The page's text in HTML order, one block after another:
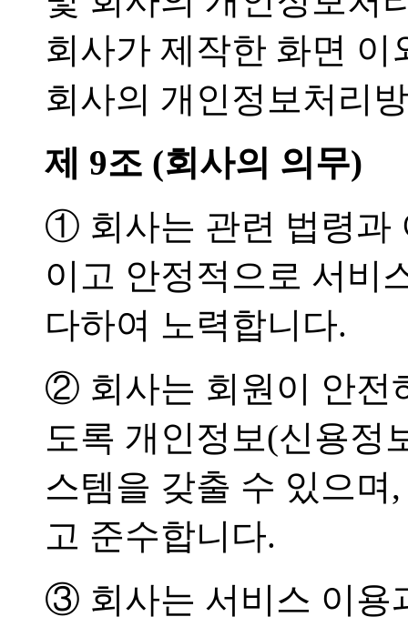
회사가 제작한 화면
회사의 개인정보처리
제 9조 (회사의 의무)
① 회사는 관련 법령과
이고 안정적으로 서비
다하여 노력합니다.
② 회사는 회원이 안전
도록 개인정보(신용정
스템을 갖출 수 있으
고 준수합니다.
③ 회사는 서비스 이용